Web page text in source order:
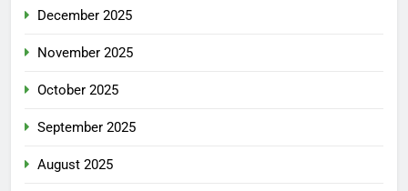
December 2025
November 2025
October 2025
September 2025
August 2025